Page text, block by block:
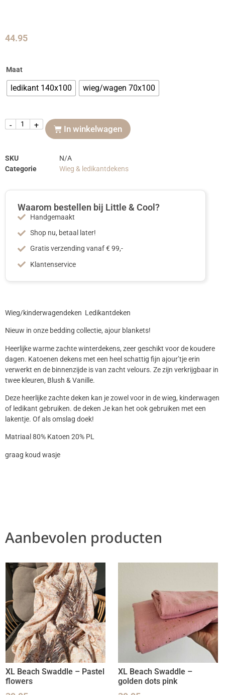
44.95
Maat
ledikant 140x100 wieg/wagen 70x100
- + In winkelwagen
SKU
N/A
Categorie
Wieg & ledikantdekens
Waarom bestellen bij Little & Cool?
Handgemaakt
Shop nu, betaal later!
Gratis verzending vanaf € 99,-
Klantenservice
Wieg/kinderwagendeken Ledikantdeken
Nieuw in onze bedding collectie, ajour blankets!
Heerlijke warme zachte winterdekens, zeer geschikt voor de koudere
dagen. Katoenen dekens met een heel schattig fijn ajour’tje erin
verwerkt en de binnenzijde is van zacht velours. Ze zijn verkrijgbaar in
twee kleuren, Blush & Vanille.
Deze heerlijke zachte deken kan je zowel voor in de wieg, kinderwagen
of ledikant gebruiken. de deken Je kan het ook gebruiken met een
lakentje. Of als omslag doek!
Matriaal 80% Katoen 20% PL
graag koud wasje
Aanbevolen producten
XL Beach Swaddle – Pastel
flowers
XL Beach Swaddle –
golden dots pink